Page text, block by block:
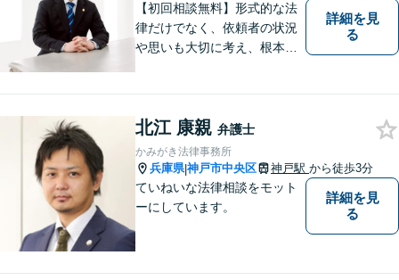
【初回相談無料】形式的な法
律だけでなく、依頼者の状況
や思いも大切に考え、根本的
とりに合ったサポートを心が
けています。【夜間・休日相
談可能】【オンライン出張相
談可】
詳細を見
る
北江 康親 弁護士
かみがき法律事務所
兵庫県|神戸市中央区 神戸駅 から徒歩3分
ていねいな法律相談をモット
ーにしています。
詳細を見
る